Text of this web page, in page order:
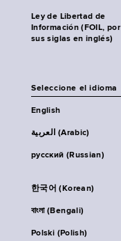
Ley de Libertad de
Información (FOIL, por
sus siglas en inglés)
Seleccione el idioma
English
العربية (Arabic)
русский (Russian)
한국어 (Korean)
বাংলা (Bengali)
Polski (Polish)